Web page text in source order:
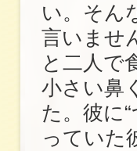
い。そん
言いませ
と二人で
小さい鼻
た。彼に
っていた